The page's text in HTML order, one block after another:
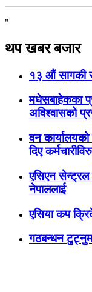
"
थप खबर बजार
१३ औं सागकी
मधेसबाहेकका
अविश्वासको
वन
दिए
एसिएन सेन्ट्रल
नेपाललाई
एसिया कप
गठबन्धन